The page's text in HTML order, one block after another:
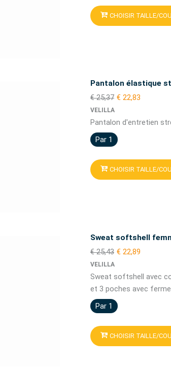
CHOISIR TAILLE/
Pantalon élastique
€ 25,37 € 22,83
VELILLA
Pantalon d'entretien
Par 1
CHOISIR TAILLE/
Sweat softshell
€ 25,43 € 22,89
VELILLA
Sweat softshell avec
et 3 poches avec
Par 1
CHOISIR TAILLE/